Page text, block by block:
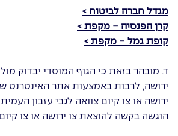
מגדל חברה לביטוח >
קרן הפנסיה - מקפת >
קופת גמל - מקפת >
ד. מובהר בזאת כי הגוף המוסדי יבדוק
ירושה, לרבות באמצעות אתר האינטרנט
ירושה או צו קיום צוואה לגבי עזבון
הוגשה בקשה להוצאת צו ירושה או צו